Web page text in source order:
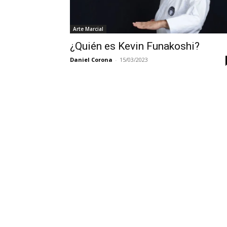
Arte Marcial
¿Quién es Kevin Funakoshi?
Daniel Corona - 15/03/2023